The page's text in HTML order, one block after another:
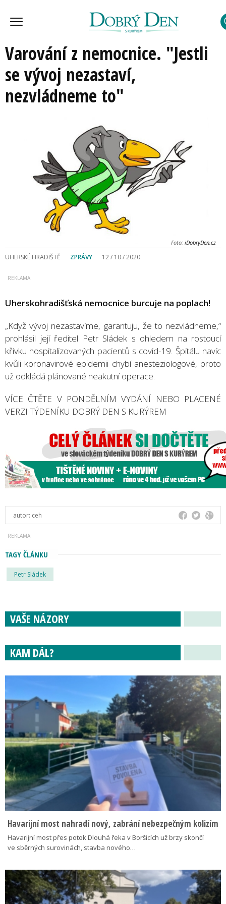
Varování z nemocnice. "Jestli
se vývoj nezastaví,
nezvládneme to"
Foto: iDobryDen.cz
UHERSKÉ HRADIŠTĚ ZPRÁVY 12 / 10 / 2020
Uherskohradišťská nemocnice burcuje na poplach!
„Když vývoj nezastavíme, garantuju, že to nezvládneme,“
prohlásil její ředitel Petr Sládek s ohledem na rostoucí
křivku hospitalizovaných pacientů s covid-19. Špitálu navíc
kvůli koronavirové epidemii chybí anesteziologové, proto
už odkládá plánované neakutní operace.
VÍCE ČTĚTE V PONDĚLNÍM VYDÁNÍ NEBO PLACENÉ
VERZI TÝDENÍKU DOBRÝ DEN S KURÝREM
autor: ceh
TAGY ČLÁNKU
Petr Sládek
VAŠE NÁZORY
KAM DÁL?
Havarijní most nahradí nový, zabrání nebezpečným kolizím
Havarijní most přes potok Dlouhá řeka v Boršicích už brzy skončí
ve sběrných surovinách, stavba nového…